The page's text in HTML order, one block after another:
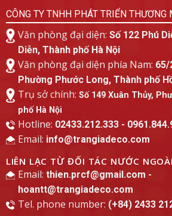
CÔNG TY TNHH PHÁT TRIỂN THƯƠNG
Văn phòng đại diện: Số 122 Phú
Diễn, Thành phố Hà Nội
Văn phòng đại diện phía Nam: 65/
Phường Phước Long, Thành phố
Trụ sở chính: Số 149 Xuân Thủy,
phố Hà Nội
Hotline: 02433.212.333 -
Email: info@trangiadeco.com
LIÊN LẠC TỪ ĐỐI TÁC NƯỚC NGOÀI
Email: thien.prcf@gmail.com -
hoantt@trangiadeco.com
Tel. phone number: (+84) 2433